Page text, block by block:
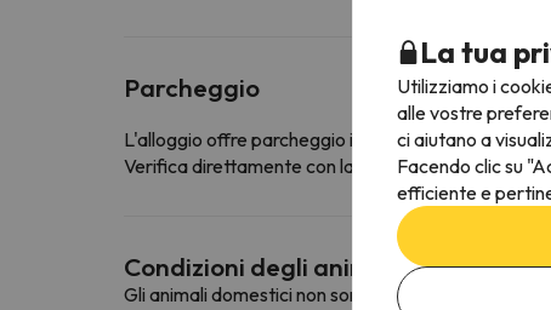
Parcheggio
L'alloggio offre parcheggio interno a pagamento
Verifica direttamente con la struttura ricettiva se
Condizioni degli animali domestici
Gli animali domestici non sono ammessi in questa
La tua
Utilizziamo i
alle vostre
ci aiutano a
Facendo clic su
efficiente e